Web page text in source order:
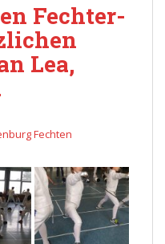
Fechter-
Lea,
Fechten